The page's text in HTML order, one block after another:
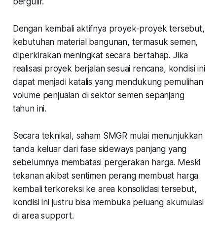
Dengan kembali aktifnya proyek-proyek tersebut,
kebutuhan material bangunan, termasuk semen,
diperkirakan meningkat secara bertahap. Jika
realisasi proyek berjalan sesuai rencana, kondisi ini
dapat menjadi katalis yang mendukung pemulihan
volume penjualan di sektor semen sepanjang
tahun ini.
Secara teknikal, saham SMGR mulai menunjukkan
tanda keluar dari fase sideways panjang yang
sebelumnya membatasi pergerakan harga. Meski
tekanan akibat sentimen perang membuat harga
kembali terkoreksi ke area konsolidasi tersebut,
kondisi ini justru bisa membuka peluang akumulasi
di area support.